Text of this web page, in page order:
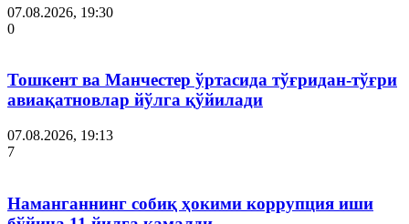
07.08.2026, 19:30
0
Тошкент ва Манчестер ўртасида тўғридан-тўғри
авиақатновлар йўлга қўйилади
07.08.2026, 19:13
7
Наманганнинг собиқ ҳокими коррупция иши